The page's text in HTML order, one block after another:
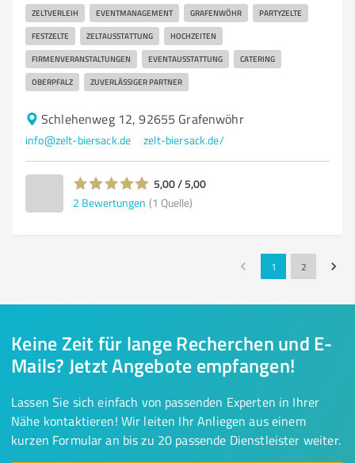
ZELTVERLEIH EVENTMANAGEMENT GRAFENWÖHR PARTYZELTE
FESTZELTE ZELTAUSSTATTUNG HOCHZEITEN
FIRMENVERANSTALTUNGEN EVENTAUSSTATTUNG CATERING
OBERPFALZ ZUVERLÄSSIGER PARTNER
Schlehenweg 12, 92655 Grafenwöhr
info@zelt-biersack.de zelt-biersack.de/
5,00 / 5,00
2 Bewertungen (1 Quelle)
1 2
Keine Zeit für lange Recherchen und E-
Mails? Jetzt Angebote empfangen!
Lassen Sie sich einfach von passenden Experten in Ihrer
Nähe kontaktieren! Wir leiten Ihr Anliegen aus einem
kurzen Formular an bis zu 20 passende Dienstleister weiter.